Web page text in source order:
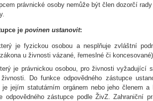
právnické osoby nemůže být člen dozorčí
je povinen ustanovit:
je fyzickou osobou a nesplňuje zvláštní
u živnosti vázané, řemeslné či
je právnickou osobou, pro živnosti vyžadující
Do funkce odpovědného zástupce
je jejím statutárním orgánem nebo jeho členem a
odpovědného zástupce podle ŽivZ. Zahraniční